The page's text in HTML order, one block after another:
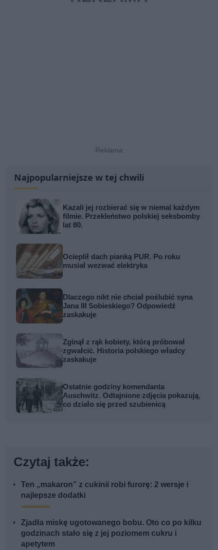
Najpopularniejsze w tej chwili
Kazali jej rozbierać się w niemal każdym
filmie. Przekleństwo polskiej seksbomby
lat 80.
Ocieplił dach pianką PUR. Po roku
musiał wezwać elektryka
Dlaczego nikt nie chciał poślubić syna
Jana III Sobieskiego? Odpowiedź
zaskakuje
Zginął z rąk kobiety, którą próbował
zgwałcić. Historia polskiego władcy
zaskakuje
Ostatnie godziny komendanta
Auschwitz. Odtajnione zdjęcia pokazują,
co działo się przed szubienicą
Czytaj także:
Ten „makaron” z cukinii robi furorę: 2 wersje i
najlepsze dodatki
Zjadła miskę ugotowanego bobu. Oto co po kilku
godzinach stało się z jej poziomem cukru i
apetytem